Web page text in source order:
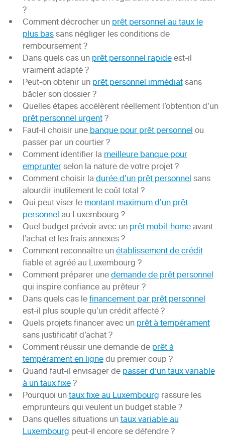
?
Comment décrocher unprêt personnel au taux le
plus bassans négliger les conditions de
remboursement ?
Dans quels cas unprêt personnel rapideest-il
vraiment adapté ?
Peut-on obtenir unprêt personnel immédiatsans
bâcler son dossier ?
Quelles étapes accélèrent réellement l’obtention d’un
prêt personnel urgent?
Faut-il choisir unebanque pour prêt personnelou
passer par un courtier ?
Comment identifier lameilleure banque pour
emprunterselon la nature de votre projet ?
Comment choisir ladurée d’un prêt personnelsans
alourdir inutilement le coût total ?
Qui peut viser lemontant maximum d’un prêt
personnelau Luxembourg ?
Quel budget prévoir avec unprêt mobil-homeavant
l’achat et les frais annexes ?
Comment reconnaître unétablissement de crédit
fiable et agréé au Luxembourg ?
Comment préparer unedemande de prêt personnel
qui inspire confiance au prêteur ?
Dans quels cas lefinancement par prêt personnel
est-il plus souple qu’un crédit affecté ?
Quels projets financer avec unprêt à tempérament
sans justificatif d’achat ?
Comment réussir une demande deprêt à
tempérament en lignedu premier coup ?
Quand faut-il envisager depasser d’un taux variable
à un taux fixe?
Pourquoi untaux fixe au Luxembourgrassure les
emprunteurs qui veulent un budget stable ?
Dans quelles situations untaux variable au
Luxembourgpeut-il encore se défendre ?